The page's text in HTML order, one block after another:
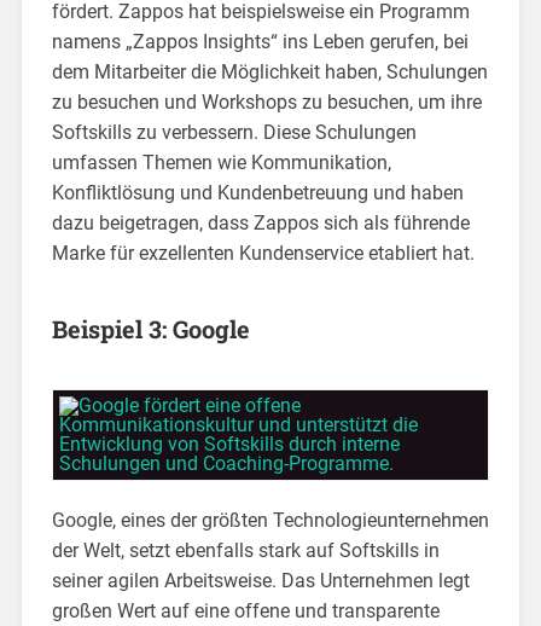
fördert. Zappos hat beispielsweise ein Programm
namens „Zappos Insights“ ins Leben gerufen, bei
dem Mitarbeiter die Möglichkeit haben, Schulungen
zu besuchen und Workshops zu besuchen, um ihre
Softskills zu verbessern. Diese Schulungen
umfassen Themen wie Kommunikation,
Konfliktlösung und Kundenbetreuung und haben
dazu beigetragen, dass Zappos sich als führende
Marke für exzellenten Kundenservice etabliert hat.
Beispiel 3: Google
Google, eines der größten Technologieunternehmen
der Welt, setzt ebenfalls stark auf Softskills in
seiner agilen Arbeitsweise. Das Unternehmen legt
großen Wert auf eine offene und transparente